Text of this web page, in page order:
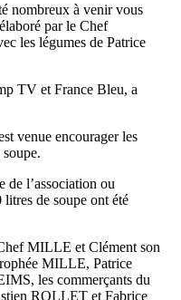
nombreux à venir vous
par le Chef
les légumes de Patrice
TV et France Bleu, a
venue encourager les
de l’association ou
de soupe ont été
MILLE et Clément son
MILLE, Patrice
les commerçants du
ROLLET et Fabrice